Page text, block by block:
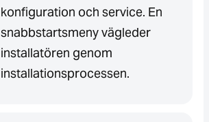
konfiguration och service. En
snabbstartsmeny vägleder
installatören genom
installationsprocessen.